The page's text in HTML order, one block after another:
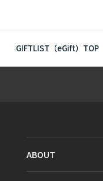
GIFTLIST（eGift）TOP
ABOUT